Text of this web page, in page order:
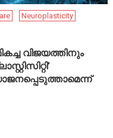
Neuroplasticity
വിജയത്തിനും